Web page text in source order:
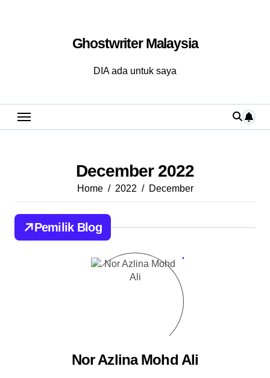
Ghostwriter Malaysia
DIA ada untuk saya
December 2022
Home 2022 December
Pemilik Blog
Nor Azlina Mohd Ali